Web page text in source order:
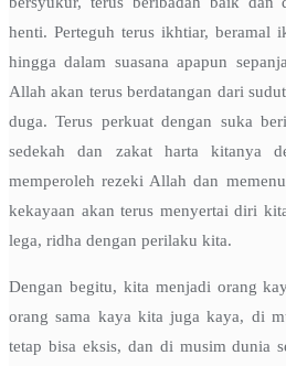
henti. Perteguh terus ikhtiar, beramal
hingga dalam suasana apapun
Allah akan terus berdatangan dari
duga. Terus perkuat dengan suka
sedekah dan zakat harta kitanya
memperoleh rezeki Allah dan
kekayaan akan terus menyertai diri
lega, ridha dengan perilaku kita.
Dengan begitu, kita menjadi orang
orang sama kaya kita juga kaya, di
tetap bisa eksis, dan di musim dunia